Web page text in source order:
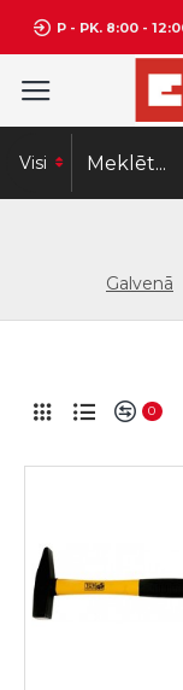
P - PK. 8:00 -
Visi
Galvenā
0